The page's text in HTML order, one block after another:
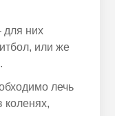
для них
или же
лечь
коленях,